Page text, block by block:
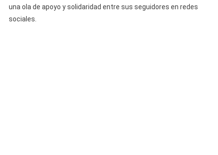
una ola de apoyo y solidaridad entre sus seguidores en redes
sociales.